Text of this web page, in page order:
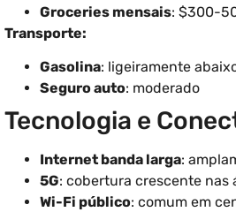
Groceries mensais: $300-
Transporte:
Gasolina: ligeiramente
Seguro auto: moderado
Tecnologia e
Internet banda larga:
5G: cobertura crescente nas
Wi-Fi público: comum em